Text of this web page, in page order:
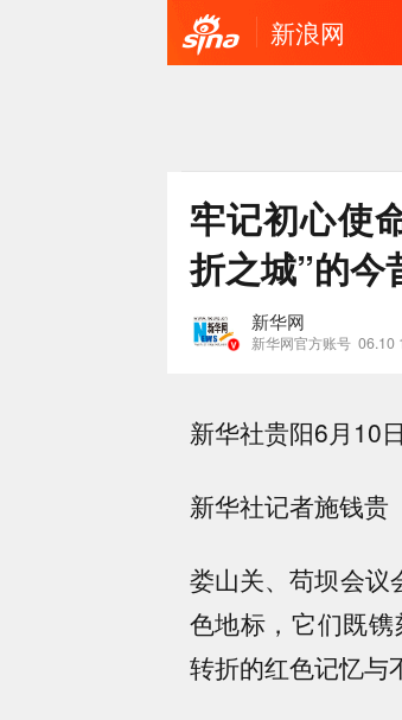
新浪网
牢记初心使
折之城”的今
新华网
新华网官方账号 06.10
新华社贵阳6月10
新华社记者施钱贵
娄山关、苟坝会议
色地标，它们既
转折的红色记忆与